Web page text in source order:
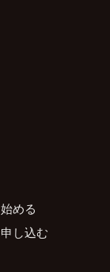
める
し込む